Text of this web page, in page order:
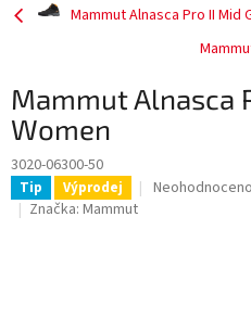
Mammut Alnasca Pro II Mid
Mammut Alnasca
Women
3020-06300-50
Tip Výprodej
Průměrné
Neohodnoceno
Značka: Mammut